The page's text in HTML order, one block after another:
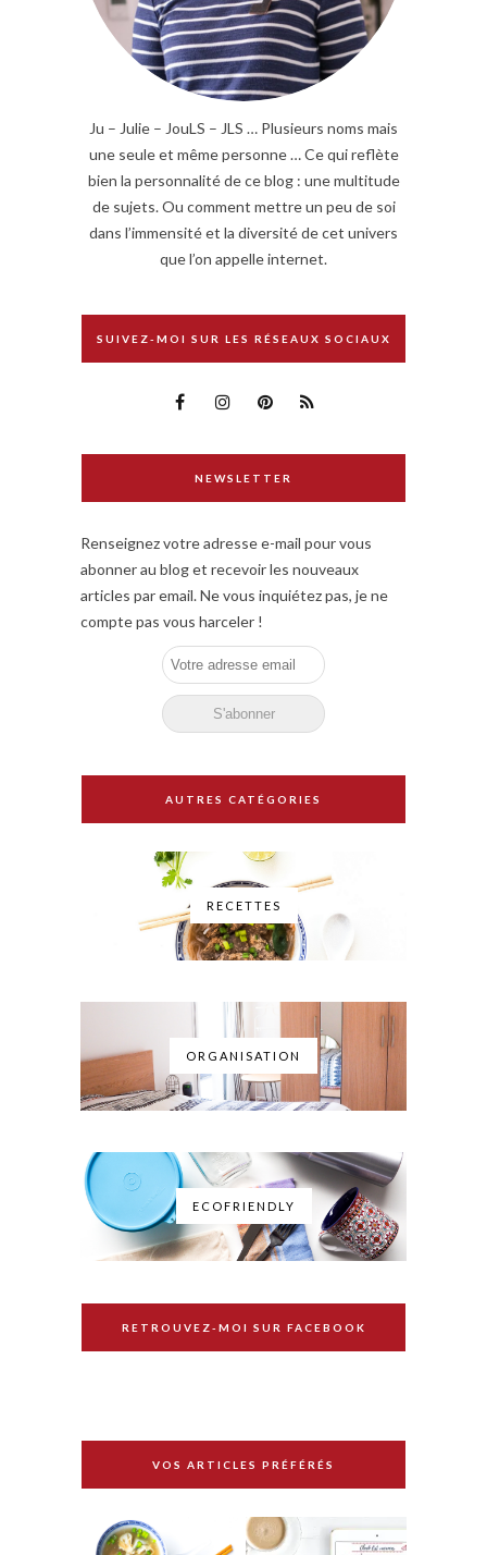
Ju – Julie – JouLS – JLS … Plusieurs noms mais
une seule et même personne … Ce qui reflète
bien la personnalité de ce blog : une multitude
de sujets. Ou comment mettre un peu de soi
dans l’immensité et la diversité de cet univers
que l’on appelle internet.
SUIVEZ-MOI SUR LES RÉSEAUX SOCIAUX
NEWSLETTER
Renseignez votre adresse e-mail pour vous
abonner au blog et recevoir les nouveaux
articles par email. Ne vous inquiétez pas, je ne
compte pas vous harceler !
AUTRES CATÉGORIES
RECETTES
ORGANISATION
ECOFRIENDLY
RETROUVEZ-MOI SUR FACEBOOK
VOS ARTICLES PRÉFÉRÉS